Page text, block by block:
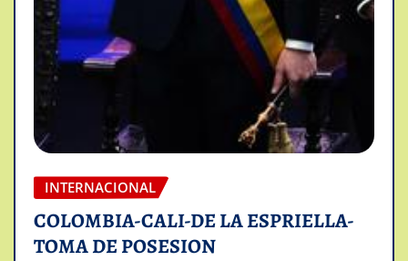
INTERNACIONAL
COLOMBIA-CALI-DE LA ESPRIELLA-
TOMA DE POSESION